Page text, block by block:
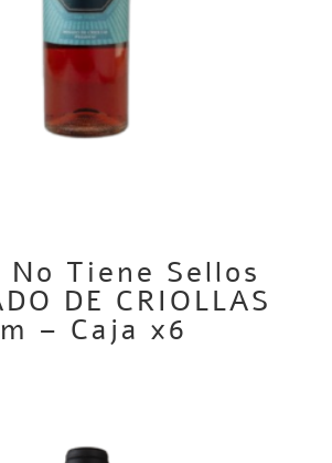
No Tiene Sellos
DE CRIOLLAS
– Caja x6